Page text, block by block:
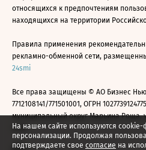
На нашем сайте используются
персонализации. Продолжая
подтверждаете свое согласие на
относящихся к предпочтениям
находящихся на территории
Правила применения
рекламно-обменной сети,
24smi
Все права защищены © АО Бизнес
7712108141/771501001, ОГРН
муниципальный округ Марьина Роща,
2026